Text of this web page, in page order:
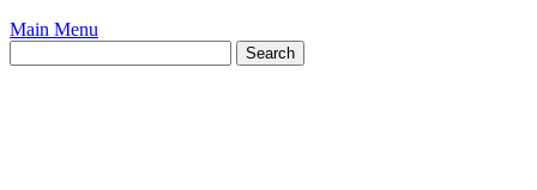
Main Menu